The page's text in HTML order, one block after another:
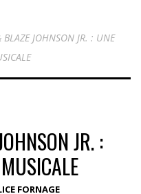
BLAZE JOHNSON JR. : UNE
JR. :
FORNAGE